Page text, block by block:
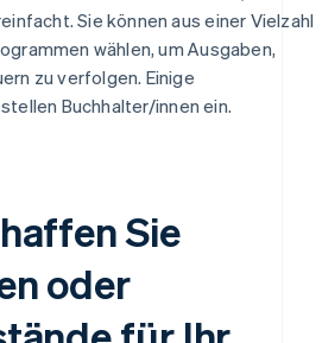
Sie können aus einer Vielzahl
wählen, um Ausgaben,
zu verfolgen. Einige
Buchhalter/innen ein.
Sie
oder